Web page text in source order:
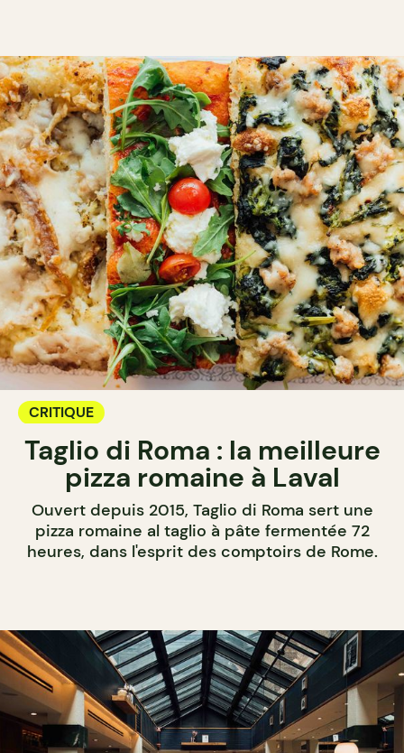
CRITIQUE
Taglio di Roma : la meilleure
pizza romaine à Laval
Ouvert depuis 2015, Taglio di Roma sert une
pizza romaine al taglio à pâte fermentée 72
heures, dans l'esprit des comptoirs de Rome.